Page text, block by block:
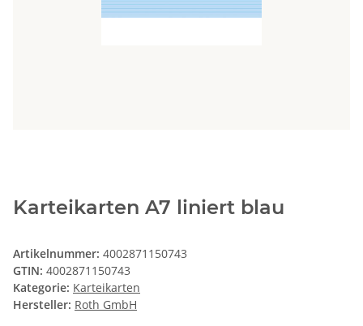
Karteikarten A7 liniert blau
Artikelnummer: 4002871150743
GTIN: 4002871150743
Kategorie: Karteikarten
Hersteller: Roth GmbH